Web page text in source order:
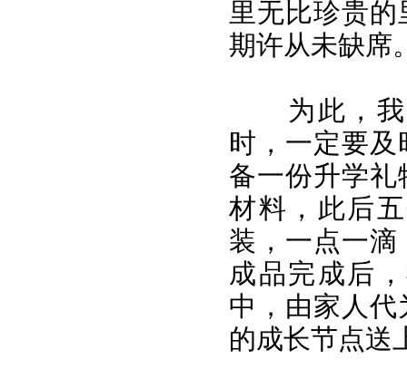
里无比珍贵
期许从未缺席
为此，
时，一定要
备一份升学
材料，此后
装，一点一
成品完成后
中，由家人
的成长节点送